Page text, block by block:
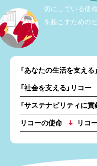
切にしている使命
を起こすための
「あなたの生活を支える
「社会を支える」リコー
「サステナビリティに貢
リコーの使命 リコ